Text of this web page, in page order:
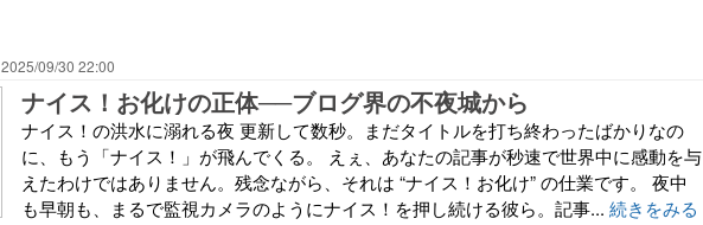
2025/09/30 22:00
ナイス！お化けの正体──ブログ界の不夜城から
ナイス！の洪水に溺れる夜 更新して数秒。まだタイトルを打ち終わったばかりなの
に、もう「ナイス！」が飛んでくる。 えぇ、あなたの記事が秒速で世界中に感動を与
えたわけではありません。残念ながら、それは “ナイス！お化け” の仕業です。 夜中
も早朝も、まるで監視カメラのようにナイス！を押し続ける彼ら。記事... 続きをみる